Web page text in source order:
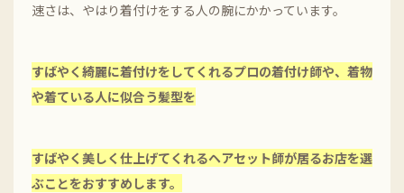
速さは、やはり着付けをする人の腕にかかっています。
すばやく綺麗に着付けをしてくれるプロの着付け師や、着物
や着ている人に似合う髪型を
すばやく美しく仕上げてくれるヘアセット師が居るお店を選
ぶことをおすすめします。